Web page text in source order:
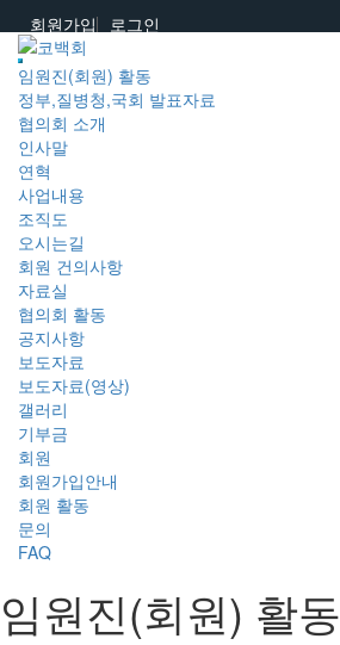
회원가입 로그인
임원진(회원) 활동
정부,질병청,국회 발표자료
협의회 소개
인사말
연혁
사업내용
조직도
오시는길
회원 건의사항
자료실
협의회 활동
공지사항
보도자료
보도자료(영상)
갤러리
기부금
회원
회원가입안내
회원 활동
문의
FAQ
임원진(회원) 활동